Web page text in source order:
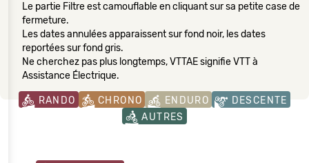
Le partie Filtre est camouflable en cliquant sur sa petite case de
fermeture.
Les dates annulées apparaissent sur fond noir, les dates
reportées sur fond gris.
Ne cherchez pas plus longtemps, VTTAE signifie VTT à
Assistance Électrique.
RANDO CHRONO ENDURO
DESCENTE
AUTRES